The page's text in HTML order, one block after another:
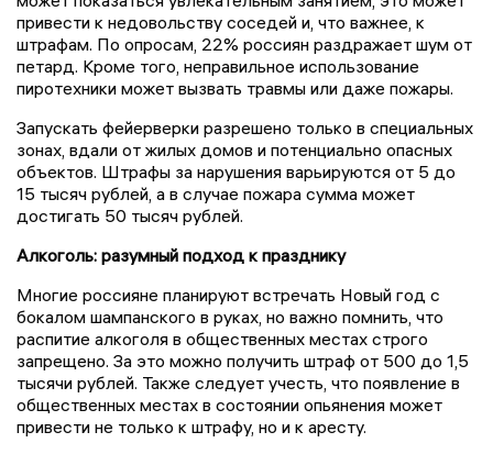
привести к недовольству соседей и, что важнее, к
штрафам. По опросам, 22% россиян раздражает шум от
петард. Кроме того, неправильное использование
пиротехники может вызвать травмы или даже пожары.
Запускать фейерверки разрешено только в специальных
зонах, вдали от жилых домов и потенциально опасных
объектов. Штрафы за нарушения варьируются от 5 до
15 тысяч рублей, а в случае пожара сумма может
достигать 50 тысяч рублей.
Алкоголь: разумный подход к празднику
Многие россияне планируют встречать Новый год с
бокалом шампанского в руках, но важно помнить, что
распитие алкоголя в общественных местах строго
запрещено. За это можно получить штраф от 500 до 1,5
тысячи рублей. Также следует учесть, что появление в
общественных местах в состоянии опьянения может
привести не только к штрафу, но и к аресту.